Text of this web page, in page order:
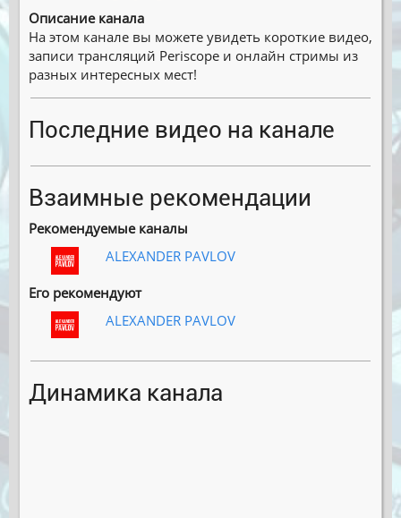
Описание канала
На этом канале вы можете увидеть короткие видео,
записи трансляций Periscope и онлайн стримы из
разных интересных мест!
Последние видео на канале
Взаимные рекомендации
Рекомендуемые каналы
ALEXANDER PAVLOV
Его рекомендуют
ALEXANDER PAVLOV
Динамика канала